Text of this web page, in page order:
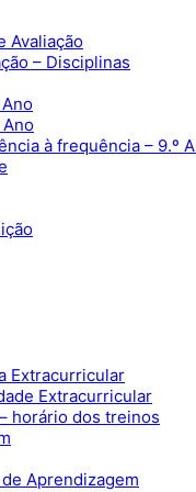
Avaliação
– Disciplinas
Ano
à frequência – 9.º
Extracurricular
Extracurricular
horário dos treinos
Aprendizagem